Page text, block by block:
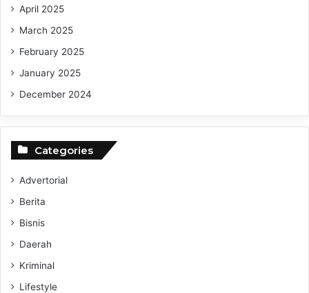
April 2025
March 2025
February 2025
January 2025
December 2024
Categories
Advertorial
Berita
Bisnis
Daerah
Kriminal
Lifestyle